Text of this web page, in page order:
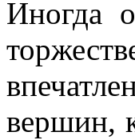
Иногда
вершин,